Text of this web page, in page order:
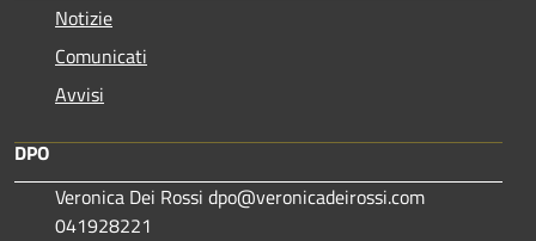
Notizie
Comunicati
Avvisi
DPO
Veronica Dei Rossi dpo@veronicadeirossi.com
041928221